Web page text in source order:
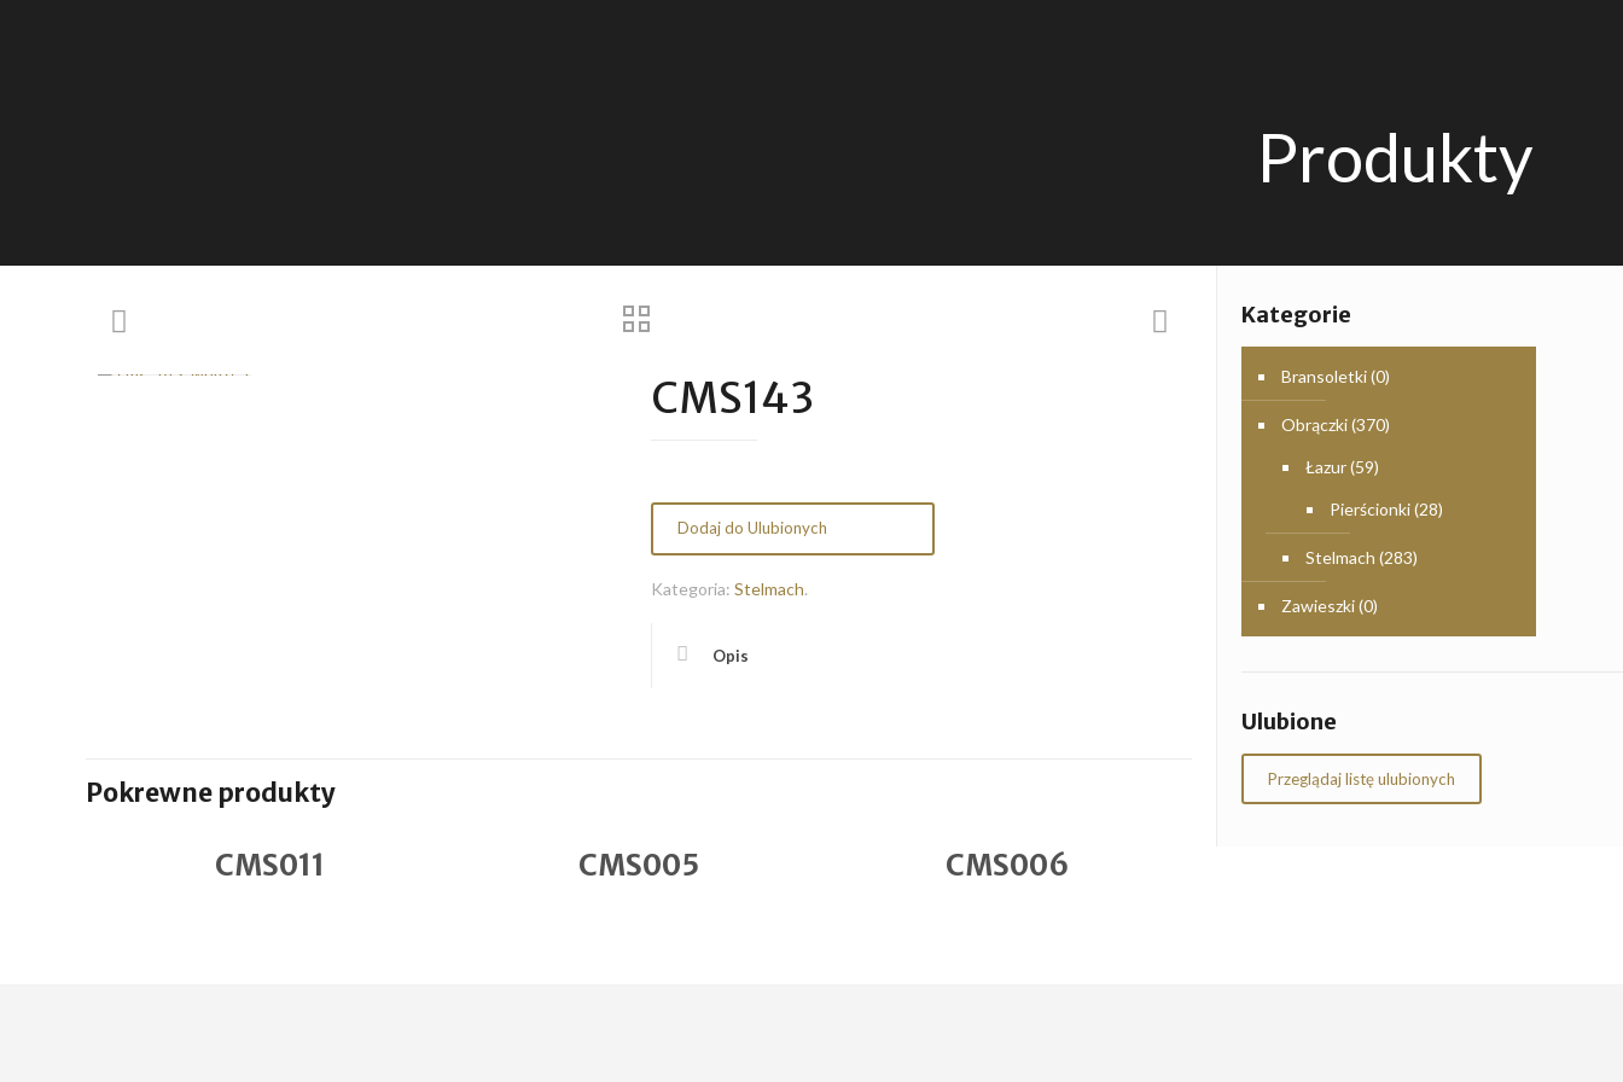
Produkty
CMS143
Dodaj do Ulubionych
Kategoria: Stelmach.
Opis
Pokrewne produkty
CMS011 CMS005 CMS006
Kategorie
Bransoletki(0)
Obrączki(370)
Łazur(59)
Pierścionki(28)
Stelmach (283)
Zawieszki(0)
Ulubione
Przeglądaj listę ulubionych